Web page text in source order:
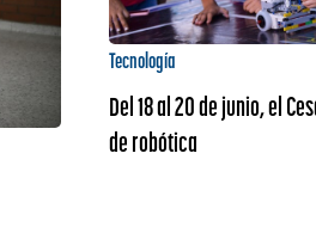
Tecnología
Del 18 al 20 de junio, el
de robótica